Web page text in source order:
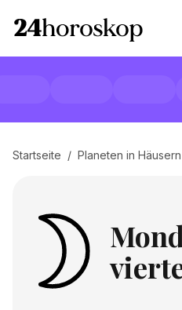
Startseite / Planeten in Häusern